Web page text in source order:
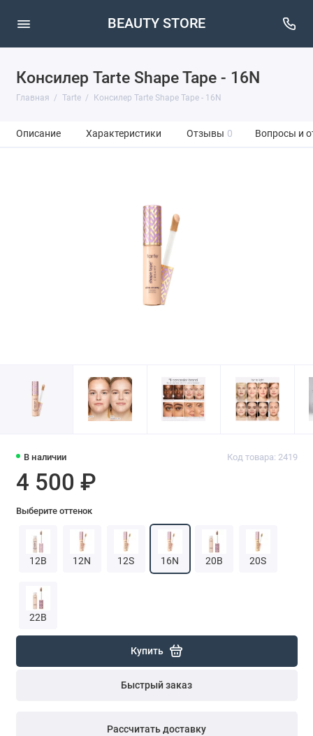
BEAUTY STORE
Консилер Tarte Shape Tape - 16N
Главная Tarte Консилер Tarte Shape Tape - 16N
Описание Характеристики Отзывы 0 Вопросы и
В наличии Код товара: 2419
4 500 ₽
Выберите оттенок
12B 12N 12S 16N 20B 20S
22B
Купить
Быстрый заказ
Рассчитать доставку